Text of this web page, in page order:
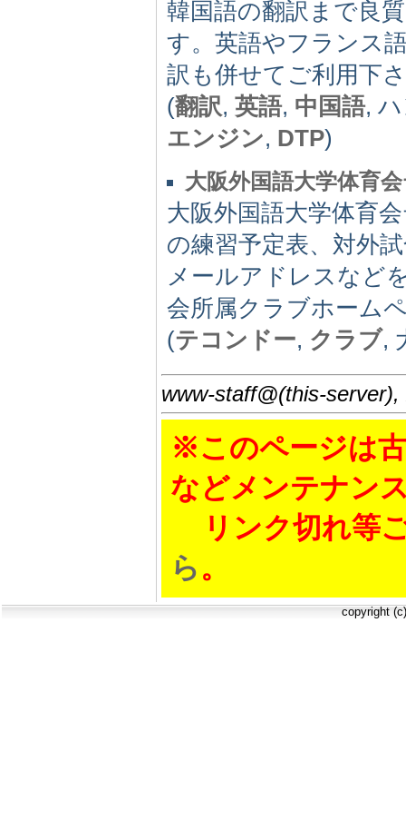
韓国語の翻訳まで良
す。英語やフランス
訳も併せてご利用下
(翻訳, 英語, 中国語,
エンジン, DTP)
大阪外国語大学体育
大阪外国語大学体育
の練習予定表、対外
メールアドレスなど
会所属クラブホーム
(テコンドー, クラブ,
www-staff@(this-
※このページは
などメンテナン
リンク切れ等
ら。
copyright